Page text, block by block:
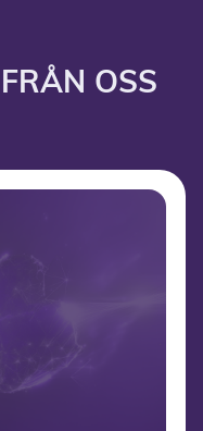
OSS